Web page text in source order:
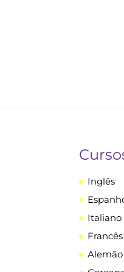
Inglês
Italiano
Francês
Alemão